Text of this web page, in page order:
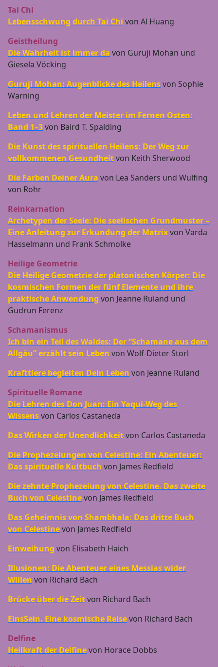
Tai Chi
Lebensschwung durch Tai Chi von Al Huang
Geistheilung
Die Wahrheit ist immer da von Guruji Mohan und
Giesela Vöcking
Guruji Mohan: Augenblicke des Heilensvon Sophie
Warning
Leben und Lehren der Meister im Fernen Osten:
Band 1–3von Baird T. Spalding
Die Kunst des spirituellen Heilens: Der Weg zur
vollkommenen Gesundheitvon Keith Sherwood
Die Farben Deiner Aura von Lea Sanders und Wulfing
von Rohr
Reinkarnation
Archetypen der Seele: Die seelischen Grundmuster –
Eine Anleitung zur Erkundung der Matrixvon Varda
Hasselmann und Frank Schmolke
Heilige Geometrie
Die Heilige Geometrie der platonischen Körper: Die
kosmischen Formen der fünf Elemente und ihre
praktische Anwendung von Jeanne Ruland und
Gudrun Ferenz
Schamanismus
Ich bin ein Teil des Waldes: Der “Schamane aus dem
Allgäu” erzählt sein Leben von Wolf-Dieter Storl
Krafttiere begleiten Dein Leben von Jeanne Ruland
Spirituelle Romane
Die Lehren des Don Juan: Ein Yaqui-Weg des
Wissensvon Carlos Castaneda
Das Wirken der Unendlichkeitvon Carlos Castaneda
Die Prophezeiungen von Celestine: Ein Abenteuer:
Das spirituelle Kultbuch von James Redfield
Die zehnte Prophezeiung von Celestine. Das zweite
Buch von Celestinevon James Redfield
Das Geheimnis von Shambhala: Das dritte Buch
von Celestinevon James Redfield
Einweihung von Elisabeth Haich
Illusionen: Die Abenteuer eines Messias wider
Willen von Richard Bach
Brücke über die Zeitvon Richard Bach
EinsSein. Eine kosmische Reisevon Richard Bach
Delfine
Heilkraft der Delfinevon Horace Dobbs